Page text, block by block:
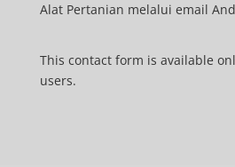
Alat Pertanian melalui email
This contact form is available
users.